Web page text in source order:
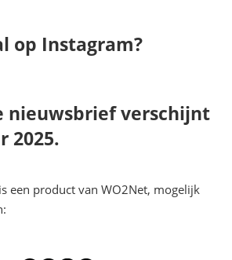
op Instagram?
nieuwsbrief verschijnt
2025.
een product van WO2Net, mogelijk